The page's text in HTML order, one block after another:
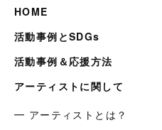
HOME
活動事例とSDGs
活動事例＆応援方法
アーティストに関して
━ アーティストとは？